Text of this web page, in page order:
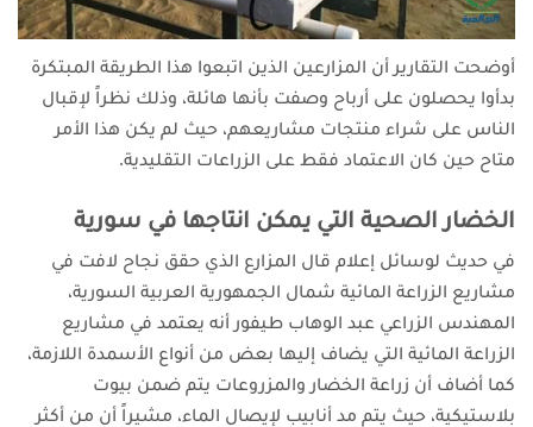
أوضحت التقارير أن المزارعين الذين اتبعوا هذا الطريقة المبتكرة
بدأوا يحصلون على أرباح وصفت بأنها هائلة، وذلك نظراً لإقبال
الناس على شراء منتجات مشاريعهم، حيث لم يكن هذا الأمر
متاح حين كان الاعتماد فقط على الزراعات التقليدية.
الخضار الصحية التي يمكن انتاجها في سورية
في حديث لوسائل إعلام قال المزارع الذي حقق نجاح لافت في
مشاريع الزراعة المائية شمال الجمهورية العربية السورية،
المهندس الزراعي عبد الوهاب طيفور أنه يعتمد في مشاريع
الزراعة المائية التي يضاف إليها بعض من أنواع الأسمدة اللازمة،
كما أضاف أن زراعة الخضار والمزروعات يتم ضمن بيوت
بلاستيكية، حيث يتم مد أنابيب لإيصال الماء، مشيراً أن من أكثر